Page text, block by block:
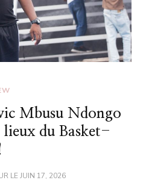
Mbusu Ndongo
lieux du Basket-
LEJUIN 17, 2026